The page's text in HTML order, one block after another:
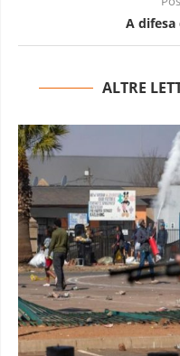
A
ALTRE